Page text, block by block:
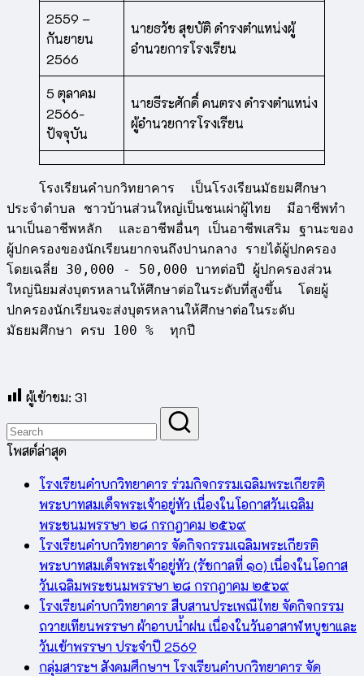
2559 –
กันยายน
2566
นายธวัช สุขบัติ ดำรงตำแหน่งผู้
อำนวยการโรงเรียน
5 ตุลาคม
2566-
ปัจจุบัน
นายธีระศักดิ์ คนตรง ดำรงตำแหน่ง
ผู้อำนวยการโรงเรียน
โรงเรียนคำบกวิทยาคาร  เป็นโรงเรียนมัธยมศึกษา
ประจำตำบล ชาวบ้านส่วนใหญ่เป็นชนเผ่าผู้ไทย  มีอาชีพทำ
นาเป็นอาชีพหลัก  และอาชีพอื่นๆ เป็นอาชีพเสริม ฐานะของ
ผู้ปกครองของนักเรียนยากจนถึงปานกลาง รายได้ผู้ปกครอง
โดยเฉลี่ย 30,000 - 50,000 บาทต่อปี ผู้ปกครองส่วน
ใหญ่นิยมส่งบุตรหลานให้ศึกษาต่อในระดับที่สูงขึ้น  โดยผู้
ปกครองนักเรียนจะส่งบุตรหลานให้ศึกษาต่อในระดับ
มัธยมศึกษา ครบ 100 %  ทุกปี
ผู้เข้าชม: 31
โพสต์ล่าสุด
โรงเรียนคำบกวิทยาคาร ร่วมกิจกรรมเฉลิมพระเกียรติ
พระบาทสมเด็จพระเจ้าอยู่หัว เนื่องในโอกาสวันเฉลิม
พระชนมพรรษา ๒๘ กรกฎาคม ๒๕๖๙
โรงเรียนคำบกวิทยาคาร จัดกิจกรรมเฉลิมพระเกียรติ
พระบาทสมเด็จพระเจ้าอยู่หัว (รัชกาลที่ ๑๐) เนื่องในโอกาส
วันเฉลิมพระชนมพรรษา ๒๘ กรกฎาคม ๒๕๖๙
โรงเรียนคำบกวิทยาคาร สืบสานประเพณีไทย จัดกิจกรรม
ถวายเทียนพรรษา ผ้าอาบน้ำฝน เนื่องในวันอาสาฬหบูชาและ
วันเข้าพรรษา ประจำปี 2569
กลุ่มสาระฯ สังคมศึกษาฯ โรงเรียนคำบกวิทยาคาร จัด